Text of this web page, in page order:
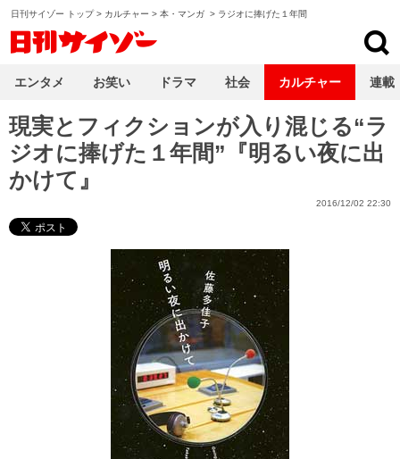
日刊サイゾー トップ> カルチャー > 本・マンガ > ラジオに捧げた１年間
現実とフィクションが入り混じる“ラ
ジオに捧げた１年間”『明るい夜に出
かけて』
2016/12/02 22:30
エンタメ お笑い ドラマ 社会 カルチャー 連載